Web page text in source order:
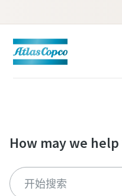
How may we help